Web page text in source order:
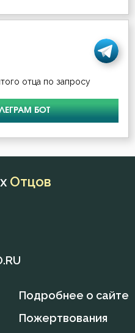
отца по запросу
БОТ
Отцов
Подробнее о сайте
Пожертвования